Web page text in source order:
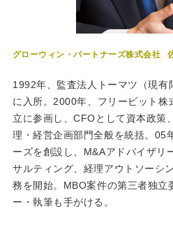
グローウィン・パートナーズ株式会社
1992年、監査法人トーマツ（現有
に入所。2000年、フリービット株
立に参画し、CFOとして資本政策
理・経営企画部門全般を統括。05
ーズを創設し、M&Aアドバイザリ
サルティング、経理アウトソーシ
務を開始。MBO案件の第三者独立
ー・執筆も手がける。